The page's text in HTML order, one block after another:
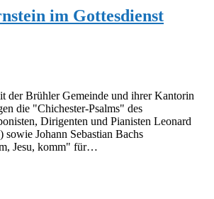
im Gottesdienst
der Brühler Gemeinde und ihrer Kantorin
die "Chichester-Psalms" des
Dirigenten und Pianisten Leonard
sowie Johann Sebastian Bachs
Jesu, komm" für…